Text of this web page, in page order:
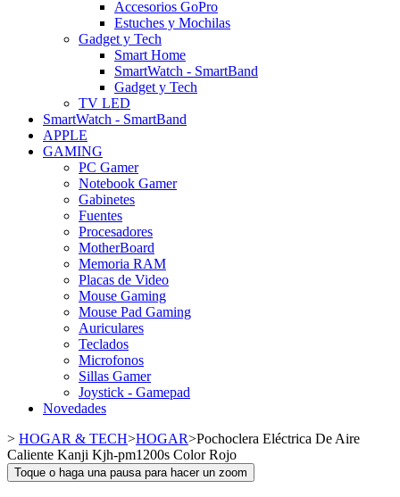
Accesorios GoPro
Estuches y Mochilas
Gadget y Tech
Smart Home
SmartWatch - SmartBand
Gadget y Tech
TV LED
SmartWatch - SmartBand
APPLE
GAMING
PC Gamer
Notebook Gamer
Gabinetes
Fuentes
Procesadores
MotherBoard
Memoria RAM
Placas de Video
Mouse Gaming
Mouse Pad Gaming
Auriculares
Teclados
Microfonos
Sillas Gamer
Joystick - Gamepad
Novedades
> HOGAR & TECH>HOGAR>Pochoclera Eléctrica De Aire
Caliente Kanji Kjh-pm1200s Color Rojo
Toque o haga una pausa para hacer un zoom